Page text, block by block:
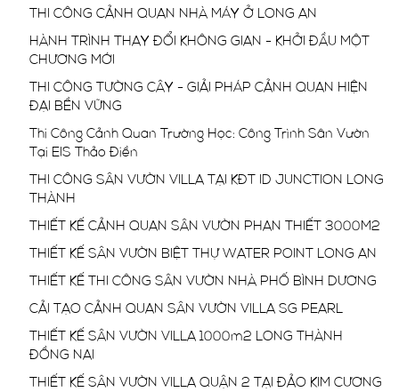
THI CÔNG CẢNH QUAN NHÀ MÁY Ở LONG AN
HÀNH TRÌNH THAY ĐỔI KHÔNG GIAN - KHỞI ĐẦU MỘT
CHƯƠNG MỚI
THI CÔNG TƯỜNG CÂY - GIẢI PHÁP CẢNH QUAN HIỆN
ĐẠI BỀN VỮNG
Thi Công Cảnh Quan Trường Học: Công Trình Sân Vườn
Tại EIS Thảo Điền
THI CÔNG SÂN VƯỜN VILLA TẠI KĐT ID JUNCTION LONG
THÀNH
THIẾT KẾ CẢNH QUAN SÂN VƯỜN PHAN THIẾT 3000M2
THIẾT KẾ SÂN VƯỜN BIỆT THỰ WATER POINT LONG AN
THIẾT KẾ THI CÔNG SÂN VƯỜN NHÀ PHỐ BÌNH DƯƠNG
CẢI TẠO CẢNH QUAN SÂN VƯỜN VILLA SG PEARL
THIẾT KẾ SÂN VƯỜN VILLA 1000m2 LONG THÀNH
ĐỒNG NAI
THIẾT KẾ SÂN VƯỜN VILLA QUẬN 2 TẠI ĐẢO KIM CƯƠNG